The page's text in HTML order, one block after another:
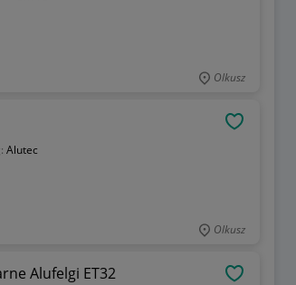
Olkusz
Alutec
Olkusz
Alufelgi ET32